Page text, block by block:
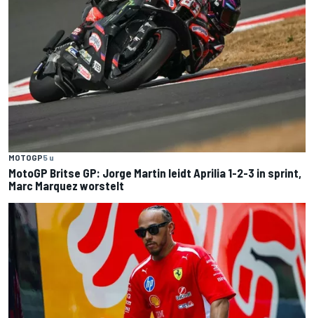
MOTOGP5 u
MotoGP Britse GP: Jorge Martin leidt Aprilia 1-2-3 in sprint,
Marc Marquez worstelt